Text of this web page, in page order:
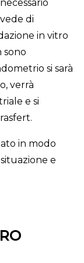
di
in vitro
sono
si sarà
verrà
e si
in modo
e